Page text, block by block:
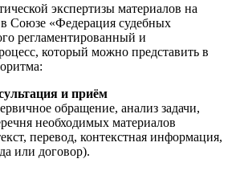
экспертизы материалов на
Союзе «Федерация судебных
регламентированный и
который можно представить в
и приём
обращение, анализ задачи,
необходимых материалов
перевод, контекстная информация,
или договор).